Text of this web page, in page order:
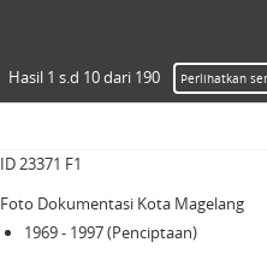
Hasil 1 s.d 10 dari 190 Perlihatkan
ID 23371 F1
Foto Dokumentasi Kota Magelang
1969 - 1997 (Penciptaan)